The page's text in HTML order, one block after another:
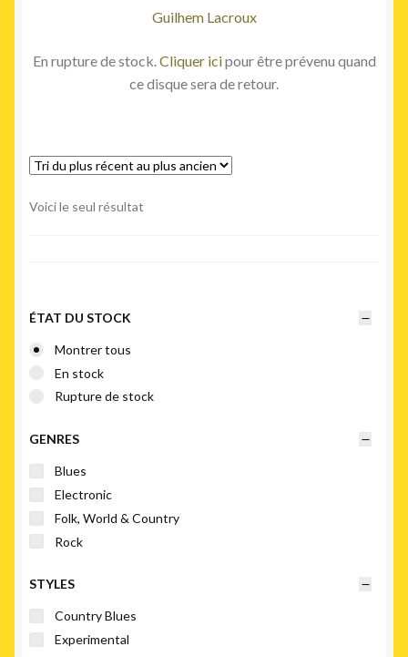
Guilhem Lacroux
En rupture de stock. Cliquer icipour être prévenu quand
ce disque sera de retour.
Voici le seul résultat
ÉTAT DU STOCK
Montrer tous
En stock
Rupture de stock
GENRES
Blues
Electronic
Folk, World & Country
Rock
STYLES
Country Blues
Experimental